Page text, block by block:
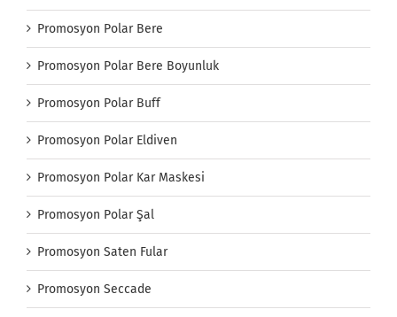
Promosyon Polar Bere
Promosyon Polar Bere Boyunluk
Promosyon Polar Buff
Promosyon Polar Eldiven
Promosyon Polar Kar Maskesi
Promosyon Polar Şal
Promosyon Saten Fular
Promosyon Seccade